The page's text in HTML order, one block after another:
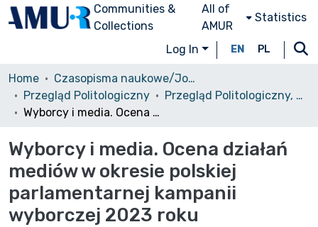
Communities &
Collections
All of
AMUR
Statistics
Log In EN PL
Home
Czasopisma naukowe/Journals
Przegląd Politologiczny
Przegląd Politologiczny, 2025, nr 1
Wyborcy i media. Ocena działań mediów w okresie polskiej parlamentarnej kampanii wyborczej 2023 roku
Wyborcy i media. Ocena działań
mediów w okresie polskiej
parlamentarnej kampanii
wyborczej 2023 roku